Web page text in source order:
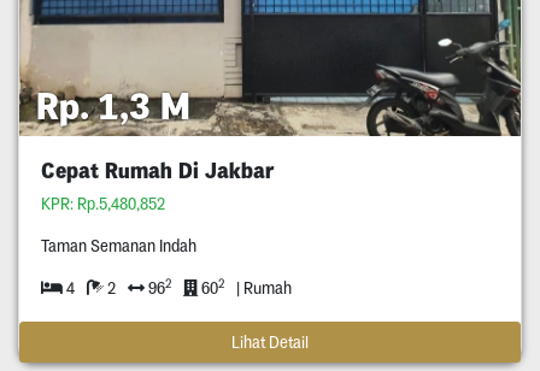
Rp. 1,3 M
Cepat Rumah Di Jakbar
KPR: Rp.5,480,852
Taman Semanan Indah
4 2 962 602 | Rumah
Lihat Detail